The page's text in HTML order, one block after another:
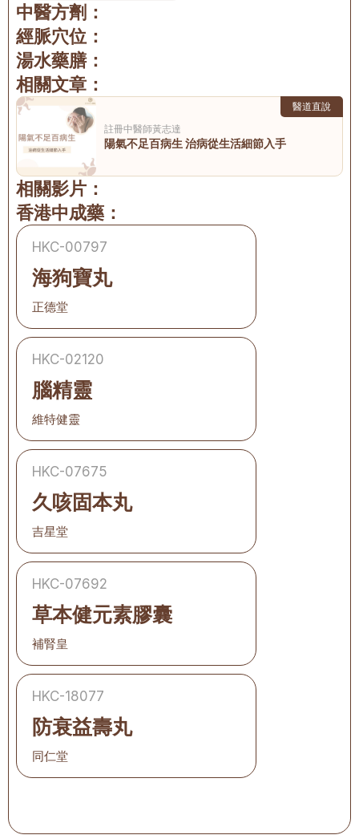
中醫方劑：
經脈穴位：
湯水藥膳：
相關文章：
醫道直說
註冊中醫師黃志達
陽氣不足百病生 治病從生活細節入手
相關影片：
香港中成藥：
HKC-00797
海狗寶丸
正德堂
HKC-02120
腦精靈
維特健靈
HKC-07675
久咳固本丸
吉星堂
HKC-07692
草本健元素膠囊
補腎皇
HKC-18077
防衰益壽丸
同仁堂